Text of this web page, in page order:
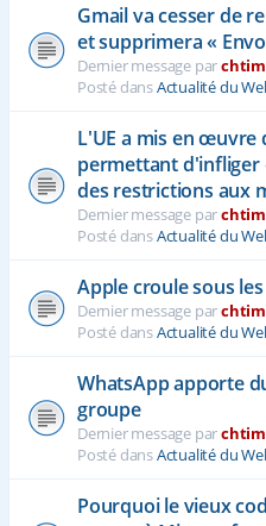
Gmail va cesser de
et supprimera «
Dernier message par
Posté dansActualité du
L'UE a mis en
permettant d'infliger
des restrictions aux
Dernier message par
Posté dansActualité du
Apple croule sous
Dernier message par
Posté dansActualité du
WhatsApp apporte
groupe
Dernier message par
Posté dansActualité du
Pourquoi le vieux